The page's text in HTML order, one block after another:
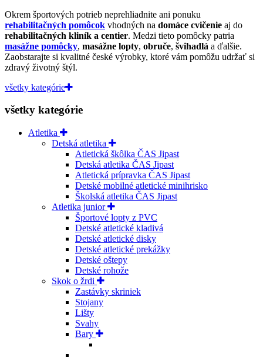
Okrem športových potrieb neprehliadnite ani ponuku
rehabilitačných pomôcok vhodných na domáce cvičenie aj do
rehabilitačných kliník a centier. Medzi tieto pomôcky patria
masážne pomôcky, masážne lopty, obruče, švihadlá a ďalšie.
Zaobstarajte si kvalitné české výrobky, ktoré vám pomôžu udržať si
zdravý životný štýl.
všetky kategórie
všetky kategórie
Atletika
Detská atletika
Atletická škôlka ČAS Jipast
Detská atletika ČAS Jipast
Atletická prípravka ČAS Jipast
Detské mobilné atletické minihrisko
Školská atletika ČAS Jipast
Atletika junior
Športové lopty z PVC
Detské atletické kladivá
Detské atletické disky
Detské atletické prekážky
Detské oštepy
Detské rohože
Skok o žrdi
Zastávky skriniek
Stojany
Lišty
Svahy
Bary